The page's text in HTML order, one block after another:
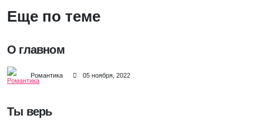
Еще по теме
О главном
Романтика 05 ноября, 2022
Ты верь